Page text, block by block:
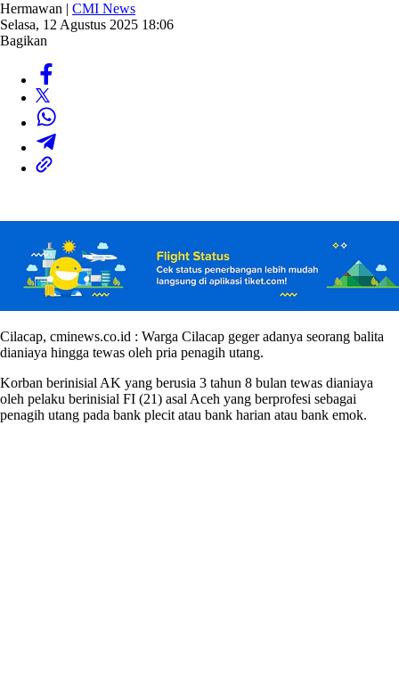
Hermawan | CMI News
Selasa, 12 Agustus 2025 18:06
Bagikan
Cilacap, cminews.co.id : Warga Cilacap geger adanya seorang balita
dianiaya hingga tewas oleh pria penagih utang.
Korban berinisial AK yang berusia 3 tahun 8 bulan tewas dianiaya
oleh pelaku berinisial FI (21) asal Aceh yang berprofesi sebagai
penagih utang pada bank plecit atau bank harian atau bank emok.